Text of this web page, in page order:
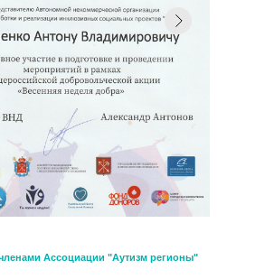
Ассоциации "Аутизм регионы"